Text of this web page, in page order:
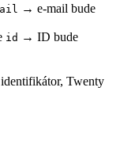
→ e-mail bude
id → ID bude
Twenty